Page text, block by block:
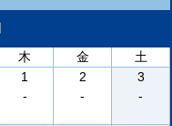
木 金
土
1
-
2
-
3
-